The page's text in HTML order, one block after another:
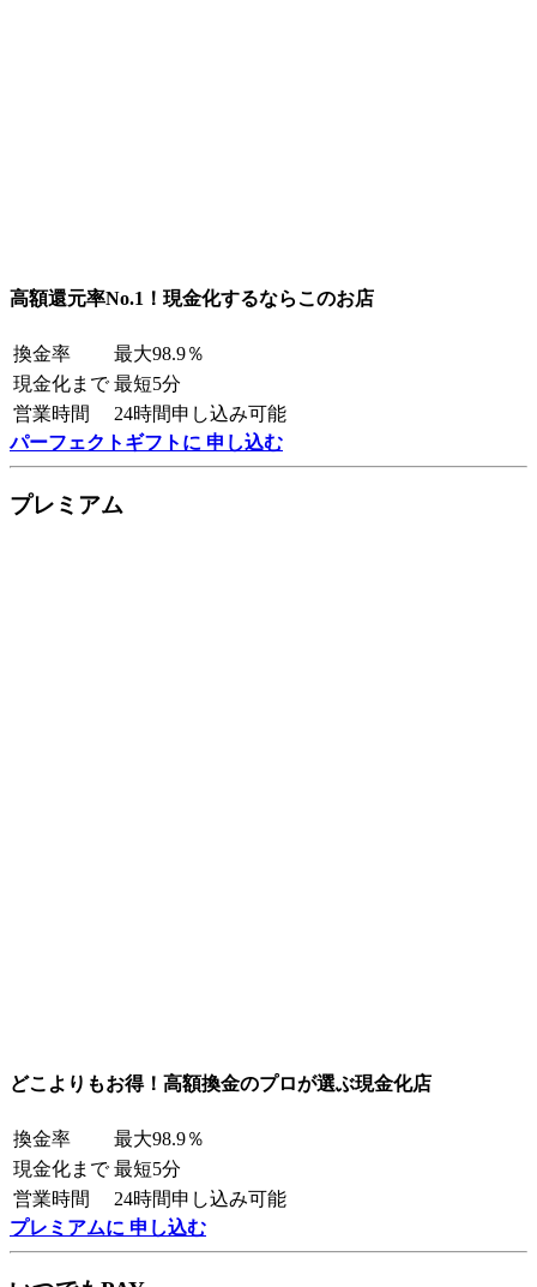
高額還元率No.1！現金化するならこのお店
換金率
最大98.9％
現金化まで 最短5分
営業時間
24時間申し込み可能
パーフェクトギフトに 申し込む
プレミアム
どこよりもお得！高額換金のプロが選ぶ現金化店
換金率
最大98.9％
現金化まで 最短5分
営業時間
24時間申し込み可能
プレミアムに 申し込む